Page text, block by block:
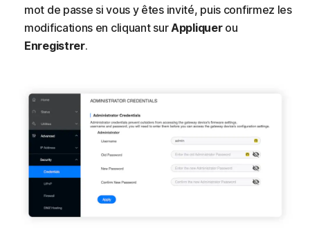
mot de passe si vous y êtes invité, puis confirmez les
modifications en cliquant surAppliquerou
Enregistrer.